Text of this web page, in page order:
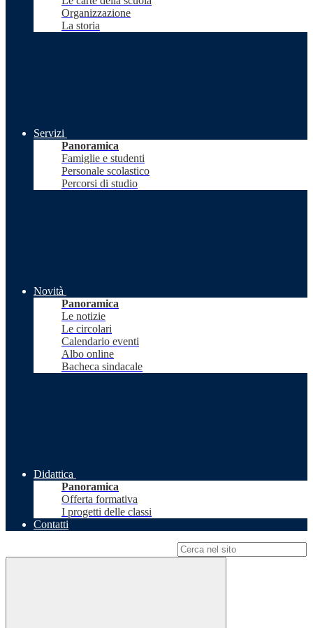
Organizzazione
La storia
Servizi
Panoramica
Famiglie e studenti
Personale scolastico
Percorsi di studio
Novità
Panoramica
Le notizie
Le circolari
Calendario eventi
Albo online
Bacheca sindacale
Didattica
Panoramica
Offerta formativa
I progetti delle classi
Contatti